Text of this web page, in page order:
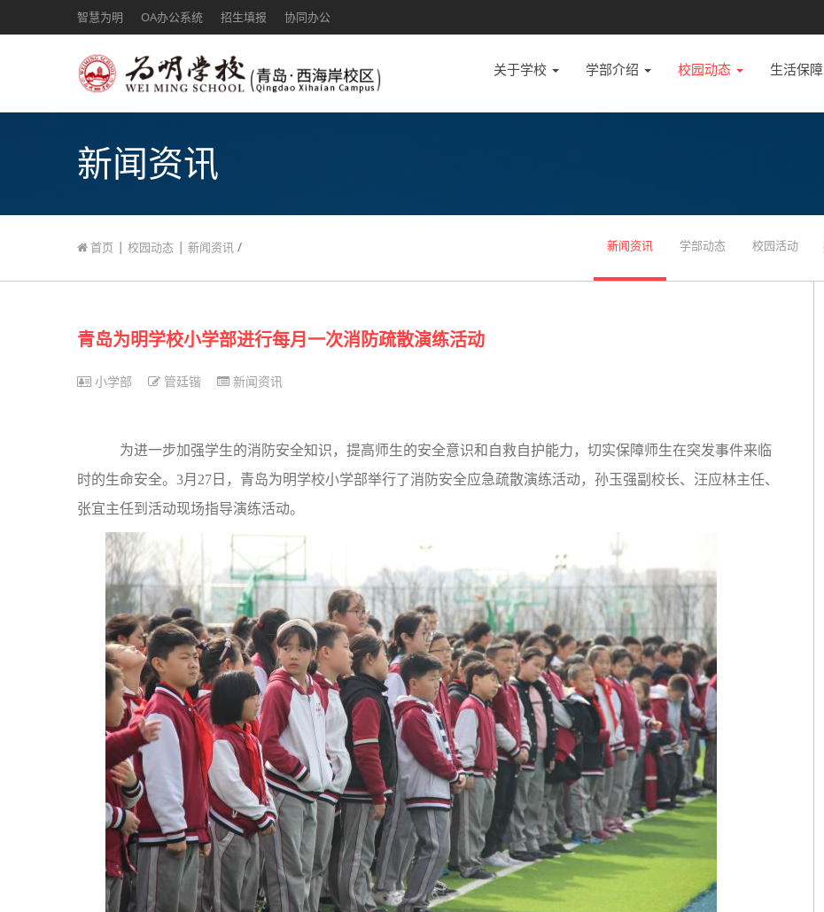
智慧为明 OA办公系统 招生填报 协同办公
关于学校 学部介绍 校园动态 生活保障
新闻资讯
首页 | 校园动态 | 新闻资讯 / 新闻资讯 学部动态 校园活动
青岛为明学校小学部进行每月一次消防疏散演练活动
小学部 管廷锴 新闻资讯
为进一步加强学生的消防安全知识，提高师生的安全意识和自救自护能力，切实保障师生在突发事件来临
时的生命安全。3月27日，青岛为明学校小学部举行了消防安全应急疏散演练活动，孙玉强副校长、汪应林主任、
张宜主任到活动现场指导演练活动。